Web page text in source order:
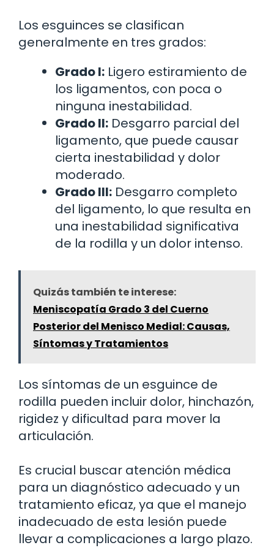
Los esguinces se clasifican
generalmente en tres grados:
Grado I: Ligero estiramiento de
los ligamentos, con poca o
ninguna inestabilidad.
Grado II: Desgarro parcial del
ligamento, que puede causar
cierta inestabilidad y dolor
moderado.
Grado III: Desgarro completo
del ligamento, lo que resulta en
una inestabilidad significativa
de la rodilla y un dolor intenso.
Quizás también te interese:
Meniscopatía Grado 3 del Cuerno
Posterior del Menisco Medial: Causas,
Síntomas y Tratamientos
Los síntomas de un esguince de
rodilla pueden incluir dolor, hinchazón,
rigidez y dificultad para mover la
articulación.
Es crucial buscar atención médica
para un diagnóstico adecuado y un
tratamiento eficaz, ya que el manejo
inadecuado de esta lesión puede
llevar a complicaciones a largo plazo.